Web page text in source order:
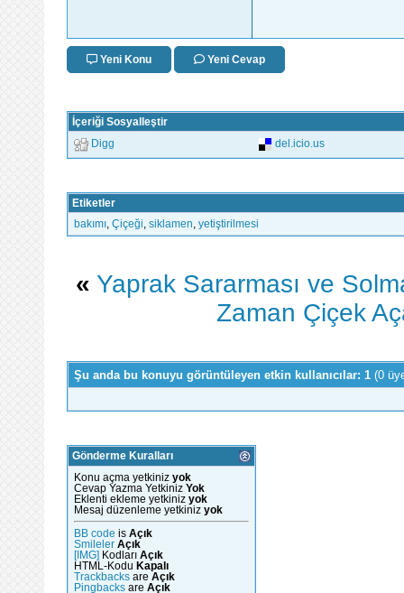
Yeni Konu Yeni Cevap
İçeriği Sosyalleştir
Digg del.icio.us
Etiketler
bakımı Çiçeği siklamen yetiştirilmesi
« Yaprak Sararması ve
Zaman Çiçek
Şu anda bu konuyu görüntüleyen etkin kullanıcılar: 1 (0
Gönderme Kuralları
Konu açma yetkiniz yok
Cevap Yazma Yetkiniz Yok
Eklenti ekleme yetkiniz yok
Mesaj düzenleme yetkiniz yok
BB code is Açık
Smileler Açık
[IMG] Kodları Açık
HTML-Kodu Kapalı
Trackbacks are Açık
Pingbacks are Açık